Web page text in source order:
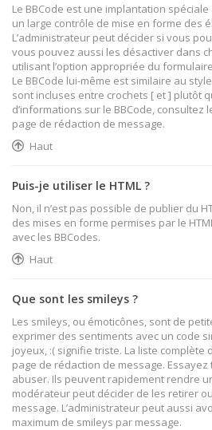
Le BBCode est une implantation
un large contrôle de mise en forme des
L’administrateur peut décider si vous
vous pouvez aussi les désactiver dans
utilisant l’option appropriée du
Le BBCode lui-même est similaire au
sont incluses entre crochets [ et ] plutôt
d’informations sur le BBCode, consultez
page de rédaction de message.
Haut
Puis-je utiliser le HTML ?
Non, il n’est pas possible de publier du
des mises en forme permises par le
avec les BBCodes.
Haut
Que sont les smileys ?
Les smileys, ou émoticônes, sont de
exprimer des sentiments avec un code
joyeux, :( signifie triste. La liste complète
page de rédaction de message.
abuser. Ils peuvent rapidement rendre
modérateur peut décider de les retirer
message. L’administrateur peut aussi
maximum de smileys par message.